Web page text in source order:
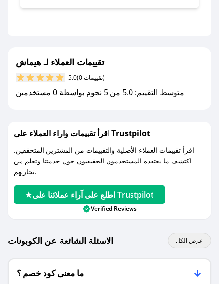
مع صحصح، تسوق بذكاء ووفّر على كل مشترياتك مع
تقييمات العملاء لـ هيماش
5.0 (0 تقييمات)
متوسط التقييم: 5.0 من 5 نجوم بواسطة 0 مستخدمين
اقرأ تقييمات واراء العملاء على Trustpilot
اقرأ تقييمات العملاء الأصلية والتقييمات من المشترين المتحققين.
اكتشف ما يعتقده المستخدمون الحقيقيون حول خدمتنا وتعلم من
تجاربهم.
اطلع على آراء عملائنا على Trustpilot
Verified Reviews
الاسئلة الشائعة عن الكوبونات عرض الكل
ما معنى كود خصم ؟